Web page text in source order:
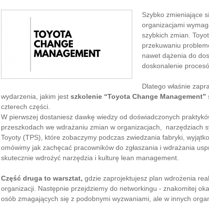
Szybko zmieniające
organizacjami
szybkich zmian.
przekuwaniu
nawet dążenia do
doskonalenie
Dlatego właśnie
wydarzenia, jakim jest szkolenie “Toyota Change Management”
czterech części.
W pierwszej dostaniesz dawkę wiedzy od doświadczonych
przeszkodach we wdrażaniu zmian w organizacjach, narzędziach
Toyoty (TPS), które zobaczymy podczas zwiedzania fabryki,
omówimy jak zachęcać pracowników do zgłaszania i wdrażania
skutecznie wdrożyć narzędzia i kulturę lean management.
Część druga to warsztat, gdzie zaprojektujesz plan wdrożenia
organizacji. Następnie przejdziemy do networkingu - znakomitej
osób zmagających się z podobnymi wyzwaniami, ale w innych